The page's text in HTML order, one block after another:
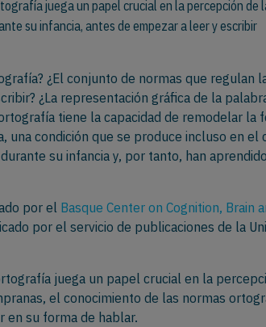
juega un papel crucial en la percepción de
su infancia, antes de empezar a leer y escribir
¿El conjunto de normas que regulan
¿La representación gráfica de la
tiene la capacidad de remodelar la
condición que se produce incluso en el
su infancia y, por tanto, han
por el Basque Center on Cognition, Brain
por el servicio de publicaciones de la
juega un papel crucial en la
el conocimiento de las normas
en su forma de hablar.